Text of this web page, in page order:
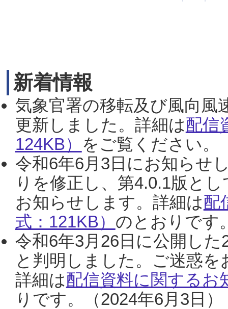
新着情報
気象官署の移転及び風向風
更新しました。詳細は配信
124KB） をご覧ください。
令和6年6月3日にお知らせ
りを修正し、第4.0.1版と
お知らせします。詳細は配
式：121KB） のとおりです
令和6年3月26日に公開し
と判明しました。ご迷惑
詳細は配信資料に関するお
りです。（2024年6月3日）